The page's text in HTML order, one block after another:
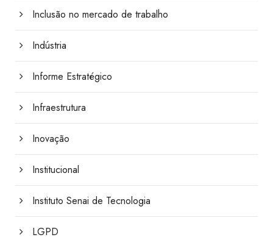
Inclusão no mercado de trabalho
Indústria
Informe Estratégico
Infraestrutura
Inovação
Institucional
Instituto Senai de Tecnologia
LGPD